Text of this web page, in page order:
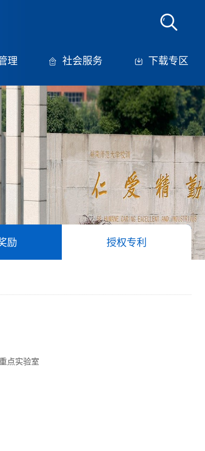
理 社会服务 下载专区
励 授权专利
点实验室